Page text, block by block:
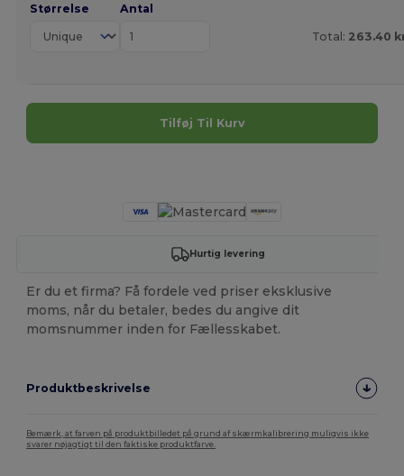
Størrelse Antal
Total: 263.40
Tilføj Til Kurv
Hurtig levering
Er du et firma? Få fordele ved priser eksklusive
moms, når du betaler, bedes du angive dit
momsnummer inden for Fællesskabet.
Produktbeskrivelse
Bemærk, at farven på produktbilledet på grund af skærmkalibrering muligvis ikke
svarer nøjagtigt til den faktiske produktfarve.